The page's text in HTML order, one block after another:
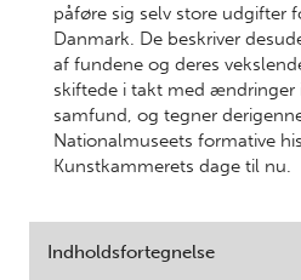
påføre sig selv store udgifter
Danmark. De beskriver
af fundene og deres
skiftede i takt med ændringer
samfund, og tegner
Nationalmuseets formative
Kunstkammerets dage til nu.
Indholdsfortegnelse